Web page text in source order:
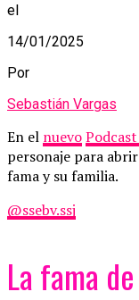
el
14/01/2025
Por
Sebastián Vargas
En el nuevoPodcast
personaje para
fama y su familia.
@ssebv.ssj
La fama